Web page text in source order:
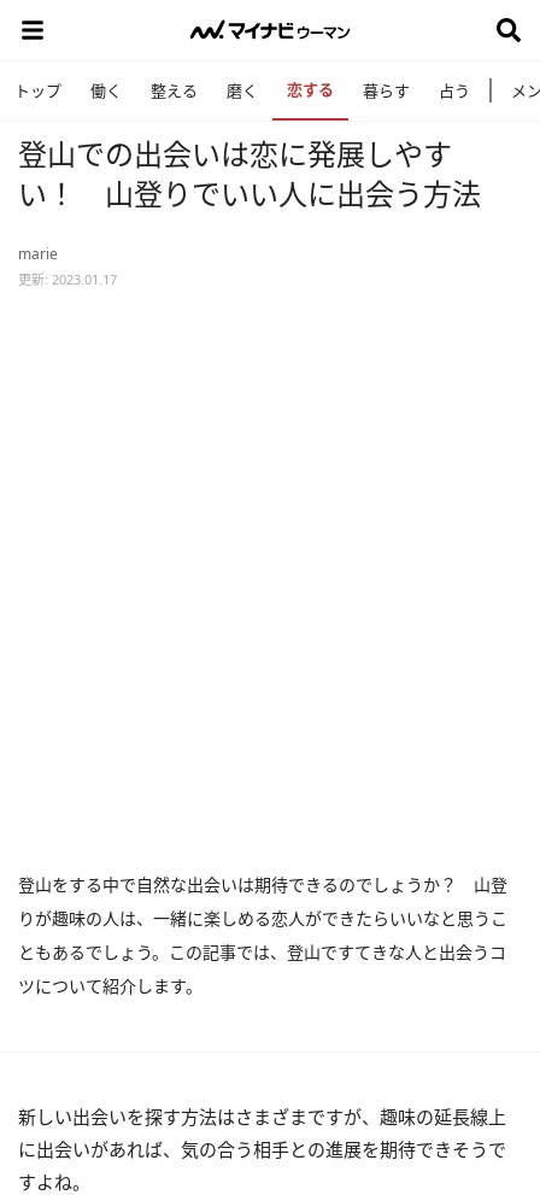
トップ 働く 整える 磨く 恋する 暮らす 占う メ
登山での出会いは恋に発展しやす
い！ 山登りでいい人に出会う方法
marie
更新: 2023.01.17
登山をする中で自然な出会いは期待できるのでしょうか？ 山登
りが趣味の人は、一緒に楽しめる恋人ができたらいいなと思うこ
ともあるでしょう。この記事では、登山ですてきな人と出会うコ
ツについて紹介します。
新しい出会いを探す方法はさまざまですが、趣味の延長線上
に出会いがあれば、気の合う相手との進展を期待できそうで
すよね。